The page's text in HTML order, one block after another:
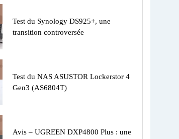
Test du Synology DS925+, une
transition controversée
Test du NAS ASUSTOR Lockerstor 4
Gen3 (AS6804T)
Avis – UGREEN DXP4800 Plus : une